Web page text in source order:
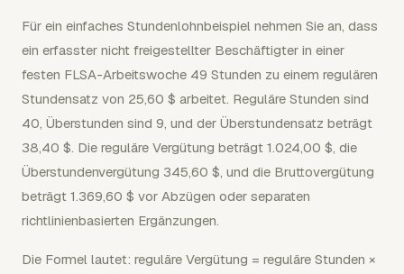
Für ein einfaches Stundenlohnbeispiel nehmen Sie an, dass
ein erfasster nicht freigestellter Beschäftigter in einer
festen FLSA-Arbeitswoche 49 Stunden zu einem regulären
Stundensatz von 25,60 $ arbeitet. Reguläre Stunden sind
40, Überstunden sind 9, und der Überstundensatz beträgt
38,40 $. Die reguläre Vergütung beträgt 1.024,00 $, die
Überstundenvergütung 345,60 $, und die Bruttovergütung
beträgt 1.369,60 $ vor Abzügen oder separaten
richtlinienbasierten Ergänzungen.
Die Formel lautet: reguläre Vergütung = reguläre Stunden ×